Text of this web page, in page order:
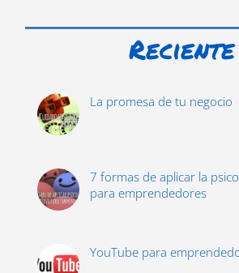
Reciente
La promesa de tu negocio
7 formas de aplicar la
para emprendedores
YouTube para